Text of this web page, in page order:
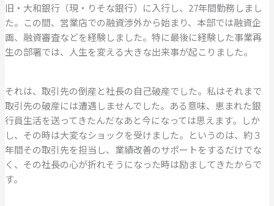
旧・大和銀行（現・りそな銀行）に入行し、27年間勤務しまし
た。この間、営業店での融資渉外から始まり、本部では融資企
画、融資審査などを経験しました。特に最後に経験した事業再
生の部署では、人生を変える大きな出来事が起こりました。
それは、取引先の倒産と社長の自己破産でした。私はそれまで
取引先の破産には遭遇しませんでした。ある意味、恵まれた銀
行員生活を送ってきたんだなあと今になっては思えます。しか
し、その時は大変なショックを受けました。というのは、約３
年間その取引先を担当し、業績改善のサポートをするだけでな
く、その社長の心が折れそうになった時は励ましてきたからで
す。